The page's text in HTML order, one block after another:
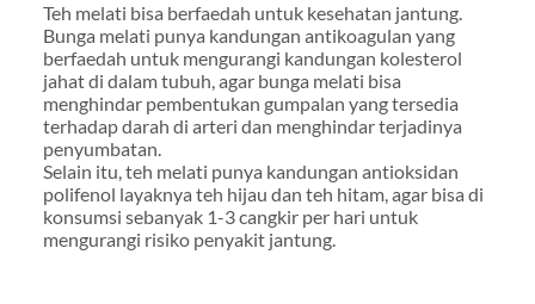
Teh melati bisa berfaedah untuk kesehatan jantung.
Bunga melati punya kandungan antikoagulan yang
berfaedah untuk mengurangi kandungan kolesterol
jahat di dalam tubuh, agar bunga melati bisa
menghindar pembentukan gumpalan yang tersedia
terhadap darah di arteri dan menghindar terjadinya
penyumbatan.
Selain itu, teh melati punya kandungan antioksidan
polifenol layaknya teh hijau dan teh hitam, agar bisa di
konsumsi sebanyak 1-3 cangkir per hari untuk
mengurangi risiko penyakit jantung.